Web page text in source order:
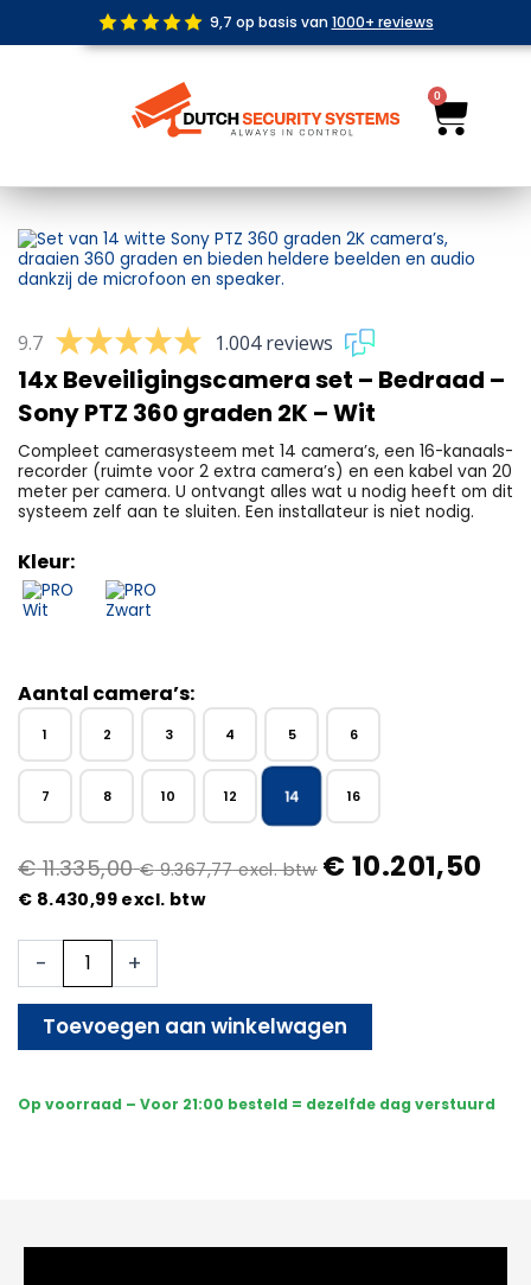
de
9,7 op basis van 1000+ reviews
0
9.7 1.004 reviews
14x Beveiligingscamera set – Bedraad –
Sony PTZ 360 graden 2K – Wit
Compleet camerasysteem met 14 camera’s, een 16-kanaals-
recorder (ruimte voor 2 extra camera’s) en een kabel van 20
meter per camera. U ontvangt alles wat u nodig heeft om dit
systeem zelf aan te sluiten. Een installateur is niet nodig.
Kleur:
Aantal camera’s:
1 2 3 4 5 6
7 8 10 12 14 16
€11.335,00 €9.367,77excl. btw € 10.201,50
€ 8.430,99 excl. btw
-
Beveiligingscamera
Bedraad
PTZ
+
Toevoegen aan winkelwagen
Op voorraad – Voor 21:00 besteld = dezelfde dag verstuurd